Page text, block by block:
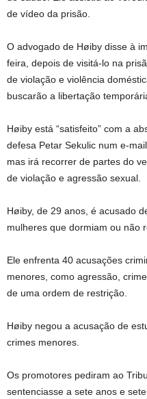
de vídeo da prisão.
O advogado de Høiby disse à
feira, depois de visitá-lo na
de violação e violência
buscarão a libertação
Høiby está “satisfeito” com a
defesa Petar Sekulic num e-
mas irá recorrer de partes do
de violação e agressão sexual.
Høiby, de 29 anos, é acusado
mulheres que dormiam ou não
Ele enfrenta 40 acusações
menores, como agressão,
de uma ordem de restrição.
Høiby negou a acusação de
crimes menores.
Os promotores pediram ao
sentenciasse a sete anos e